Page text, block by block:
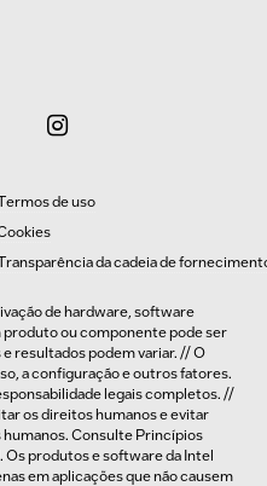
de uso
da cadeia de
de hardware, software
ou componente pode ser
resultados podem variar. // O
a configuração e outros fatores.
legais completos. //
os direitos humanos e evitar
ConsultePrincípios
Os produtos e software da Intel
em aplicações que não causem